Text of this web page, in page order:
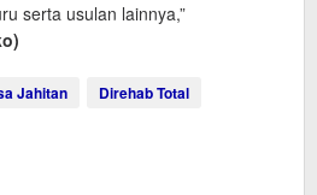
serta usulan lainnya,”
Jahitan
Direhab Total